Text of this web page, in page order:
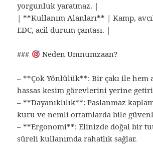
yorgunluk yaratmaz. |
| **Kullanım Alanları** | Kamp,
EDC, acil durum çantası. |
### Neden Umnumzaan?
– **Çok Yönlülük**: Bir çakı ile hem
hassas kesim görevlerini yerine
– **Dayanıklılık**: Paslanmaz
kuru ve nemli ortamlarda bile
– **Ergonomi**: Elinizde doğal bir
süreli kullanımda rahatlık sağlar.